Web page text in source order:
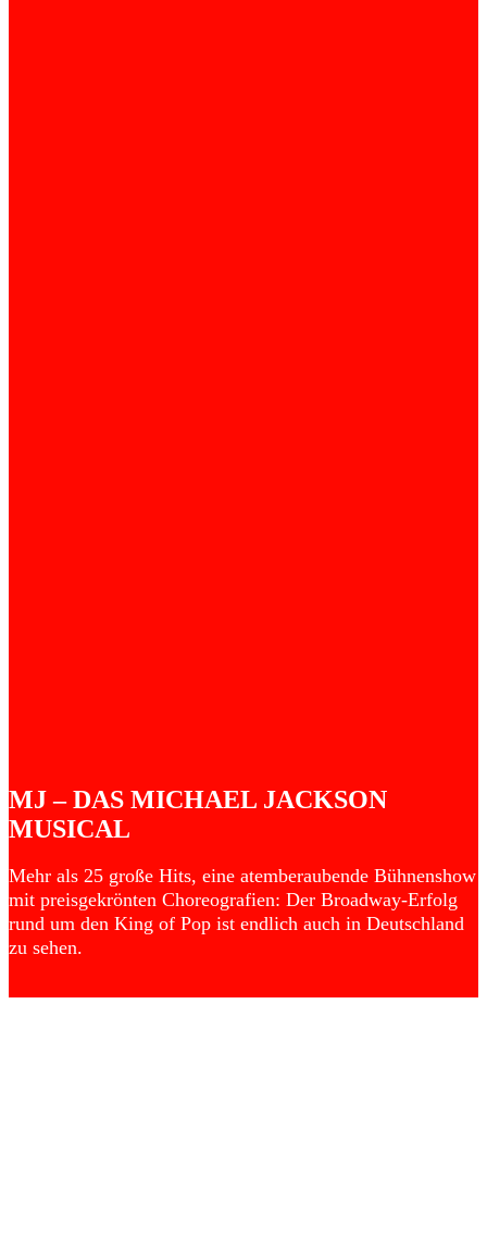
MJ – DAS MICHAEL JACKSON
MUSICAL
Mehr als 25 große Hits, eine atemberaubende Bühnenshow
mit preisgekrönten Choreografien: Der Broadway-Erfolg
rund um den King of Pop ist endlich auch in Deutschland
zu sehen.